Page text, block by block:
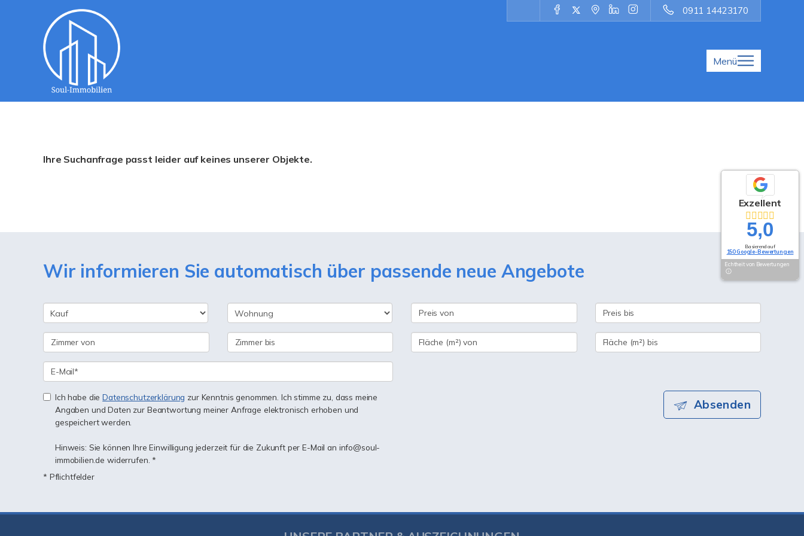
0911 14423170
Menü
Ihre Suchanfrage passt leider auf keines unserer Objekte.
Wir informieren Sie automatisch über passende neue Angebote
Ich habe dieDatenschutzerklärung zur Kenntnis genommen. Ich stimme zu, dass meine
Angaben und Daten zur Beantwortung meiner Anfrage elektronisch erhoben und
gespeichert werden.
Hinweis: Sie können Ihre Einwilligung jederzeit für die Zukunft per E-Mail an info@soul-
immobilien.de widerrufen. *
* Pflichtfelder
Absenden
Exzellent
5,0
Basierend auf
150 Google-Bewertungen
Echtheit von Bewertungen